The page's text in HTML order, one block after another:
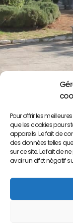
Pour offrir les
que les cookies pour
appareils. Le fait de
des données telles
sur ce site. Le fait de
avoir un effet négatif